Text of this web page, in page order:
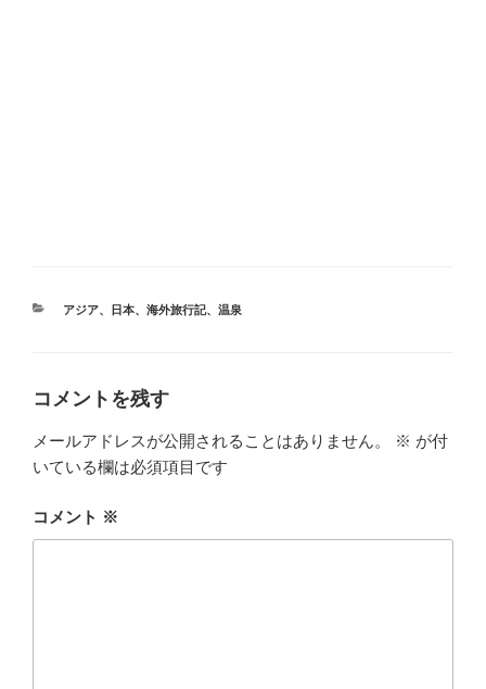
カ
アジア、 日本、 海外旅行記、 温泉
コメントを残す
メールアドレスが公開されることはありません。 ※ が付
いている欄は必須項目です
コメント ※